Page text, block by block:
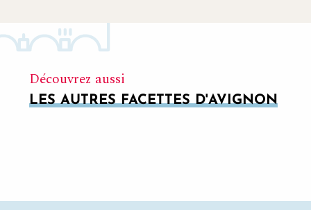
Découvrez aussi
LES AUTRES FACETTES D'AVIGNON